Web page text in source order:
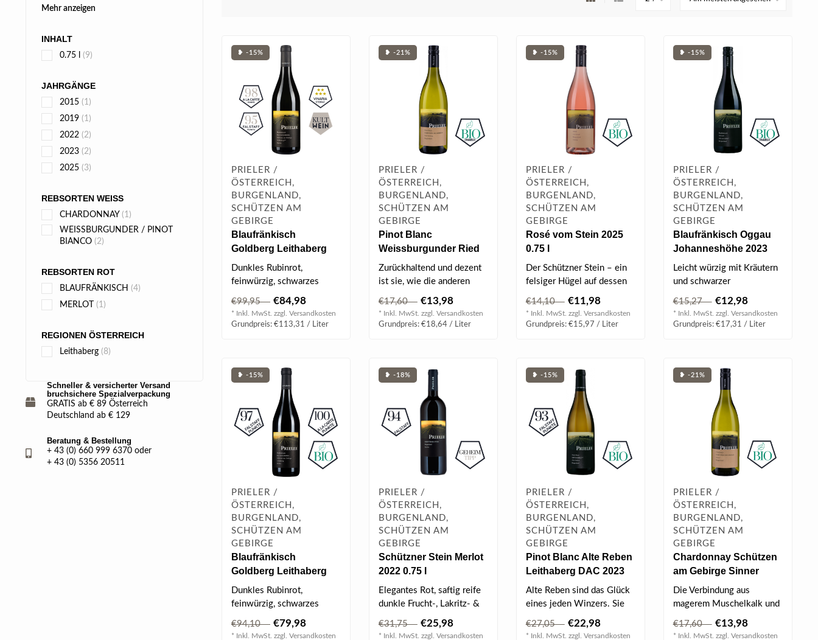
Mehr anzeigen
INHALT
0.75 l (9)
JAHRGÄNGE
2015 (1)
2019 (1)
2022 (2)
2023 (2)
2025 (3)
REBSORTEN WEISS
CHARDONNAY (1)
WEISSBURGUNDER / PINOT
BIANCO (2)
REBSORTEN ROT
BLAUFRÄNKISCH (4)
MERLOT (1)
REGIONEN ÖSTERREICH
Leithaberg (8)
Schneller & versicherter Versand
bruchsichere Spezialverpackung
GRATIS ab € 89 Österreich
Deutschland ab € 129
Beratung & Bestellung
+ 43 (0) 660 999 6370 oder
+ 43 (0) 5356 20511
❥ -15%
PRIELER /
ÖSTERREICH,
BURGENLAND,
SCHÜTZEN AM
GEBIRGE
Blaufränkisch
Goldberg Leithaberg
DAC 2015 0.75 l
Dunkles Rubinrot,
feinwürzig, schwarzes
Amarenakirschen, ..
€99,95 €84,98
* Inkl. MwSt. zzgl. Versandkosten
Grundpreis: €113,31 / Liter
❥ -21%
PRIELER /
ÖSTERREICH,
BURGENLAND,
SCHÜTZEN AM
GEBIRGE
Pinot Blanc
Weissburgunder Ried
Seeberg Bio 2025 0.75 l
Zurückhaltend und dezent
ist sie, wie die anderen
Kin..
€17,60 €13,98
* Inkl. MwSt. zzgl. Versandkosten
Grundpreis: €18,64 / Liter
❥ -15%
PRIELER /
ÖSTERREICH,
BURGENLAND,
SCHÜTZEN AM
GEBIRGE
Rosé vom Stein 2025
0.75 l
Der Schützner Stein – ein
felsiger Hügel auf dessen
€14,10 €11,98
* Inkl. MwSt. zzgl. Versandkosten
Grundpreis: €15,97 / Liter
❥ -15%
PRIELER /
ÖSTERREICH,
BURGENLAND,
SCHÜTZEN AM
GEBIRGE
Blaufränkisch Oggau
Johanneshöhe 2023
0.75 l
Leicht würzig mit Kräutern
und schwarzer
€15,27 €12,98
* Inkl. MwSt. zzgl. Versandkosten
Grundpreis: €17,31 / Liter
❥ -15%
PRIELER /
ÖSTERREICH,
BURGENLAND,
SCHÜTZEN AM
GEBIRGE
Blaufränkisch
Goldberg Leithaberg
DAC 2019 0.75 l
Dunkles Rubinrot,
feinwürzig, schwarzes
Amarenakirschen, ..
€94,10 €79,98
* Inkl. MwSt. zzgl. Versandkosten
❥ -18%
PRIELER /
ÖSTERREICH,
BURGENLAND,
SCHÜTZEN AM
GEBIRGE
Schützner Stein Merlot
2022 0.75 l
Elegantes Rot, saftig reife
dunkle Frucht-, Lakritz- &
€31,75 €25,98
* Inkl. MwSt. zzgl. Versandkosten
❥ -15%
PRIELER /
ÖSTERREICH,
BURGENLAND,
SCHÜTZEN AM
GEBIRGE
Pinot Blanc Alte Reben
Leithaberg DAC 2023
0.75 l
Alte Reben sind das Glück
eines jeden Winzers. Sie
€27,05 €22,98
* Inkl. MwSt. zzgl. Versandkosten
❥ -21%
PRIELER /
ÖSTERREICH,
BURGENLAND,
SCHÜTZEN AM
GEBIRGE
Chardonnay Schützen
am Gebirge Sinner
2025 0.75 l
Die Verbindung aus
magerem Muschelkalk und
Chardonnay Sin..
€17,60 €13,98
* Inkl. MwSt. zzgl. Versandkosten